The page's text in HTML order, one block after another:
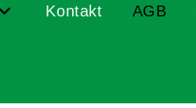
Kontakt AGB